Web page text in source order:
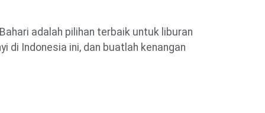
adalah pilihan terbaik untuk liburan
di Indonesia ini, dan buatlah kenangan